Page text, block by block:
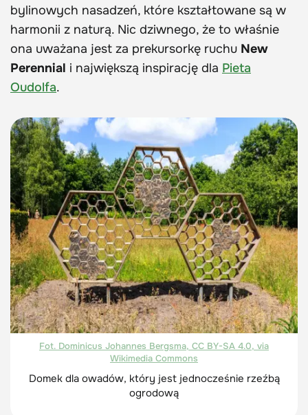
bylinowych nasadzeń, które kształtowane są w
harmonii z naturą. Nic dziwnego, że to właśnie
ona uważana jest za prekursorkę ruchu New
Perennial i największą inspirację dla Pieta
Oudolfa.
Fot. Dominicus Johannes Bergsma, CC BY-SA 4.0, via
Wikimedia Commons
Domek dla owadów, który jest jednocześnie rzeźbą
ogrodową